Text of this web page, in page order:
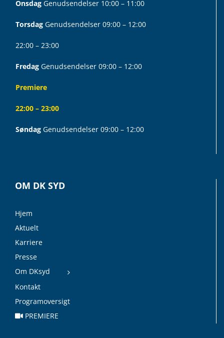
Onsdag Genudsendelser 10:00 – 11:00
Torsdag Genudsendelser 09:00 – 12:00
22:00 – 23:00
Fredag Genudsendelser 09:00 – 12:00
Premiere
22:00 – 23:00
Søndag Genudsendelser 09:00 – 12:00
OM DK SYD
Hjem
Aktuelt
Karriere
Presse
Om DKsyd
Kontakt
Programoversigt
PREMIERE